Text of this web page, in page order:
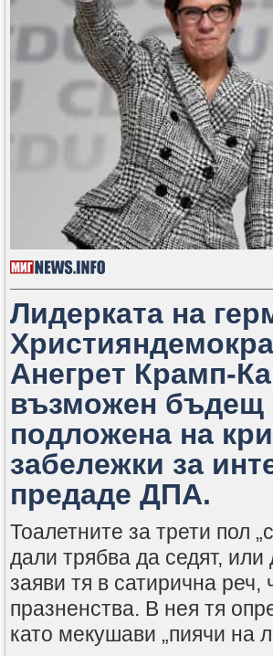
Лидерката на
Анегрет Крамп-
възможен бъдещ
подложена на
забележки за
предаде ДПА.
Тоалетните за трети пол
дали трябва да седят, или
заяви тя в сатирична реч,
празненства. В нея тя
като мекушави „пиячи на